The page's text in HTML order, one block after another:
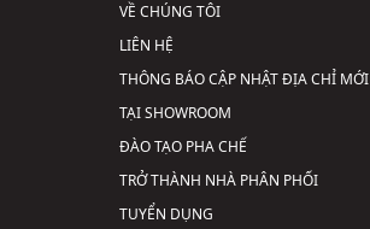
VỀ CHÚNG TÔI
LIÊN HỆ
THÔNG BÁO CẬP NHẬT ĐỊA CHỈ MỚI
TẠI SHOWROOM
ĐÀO TẠO PHA CHẾ
TRỞ THÀNH NHÀ PHÂN PHỐI
TUYỂN DỤNG